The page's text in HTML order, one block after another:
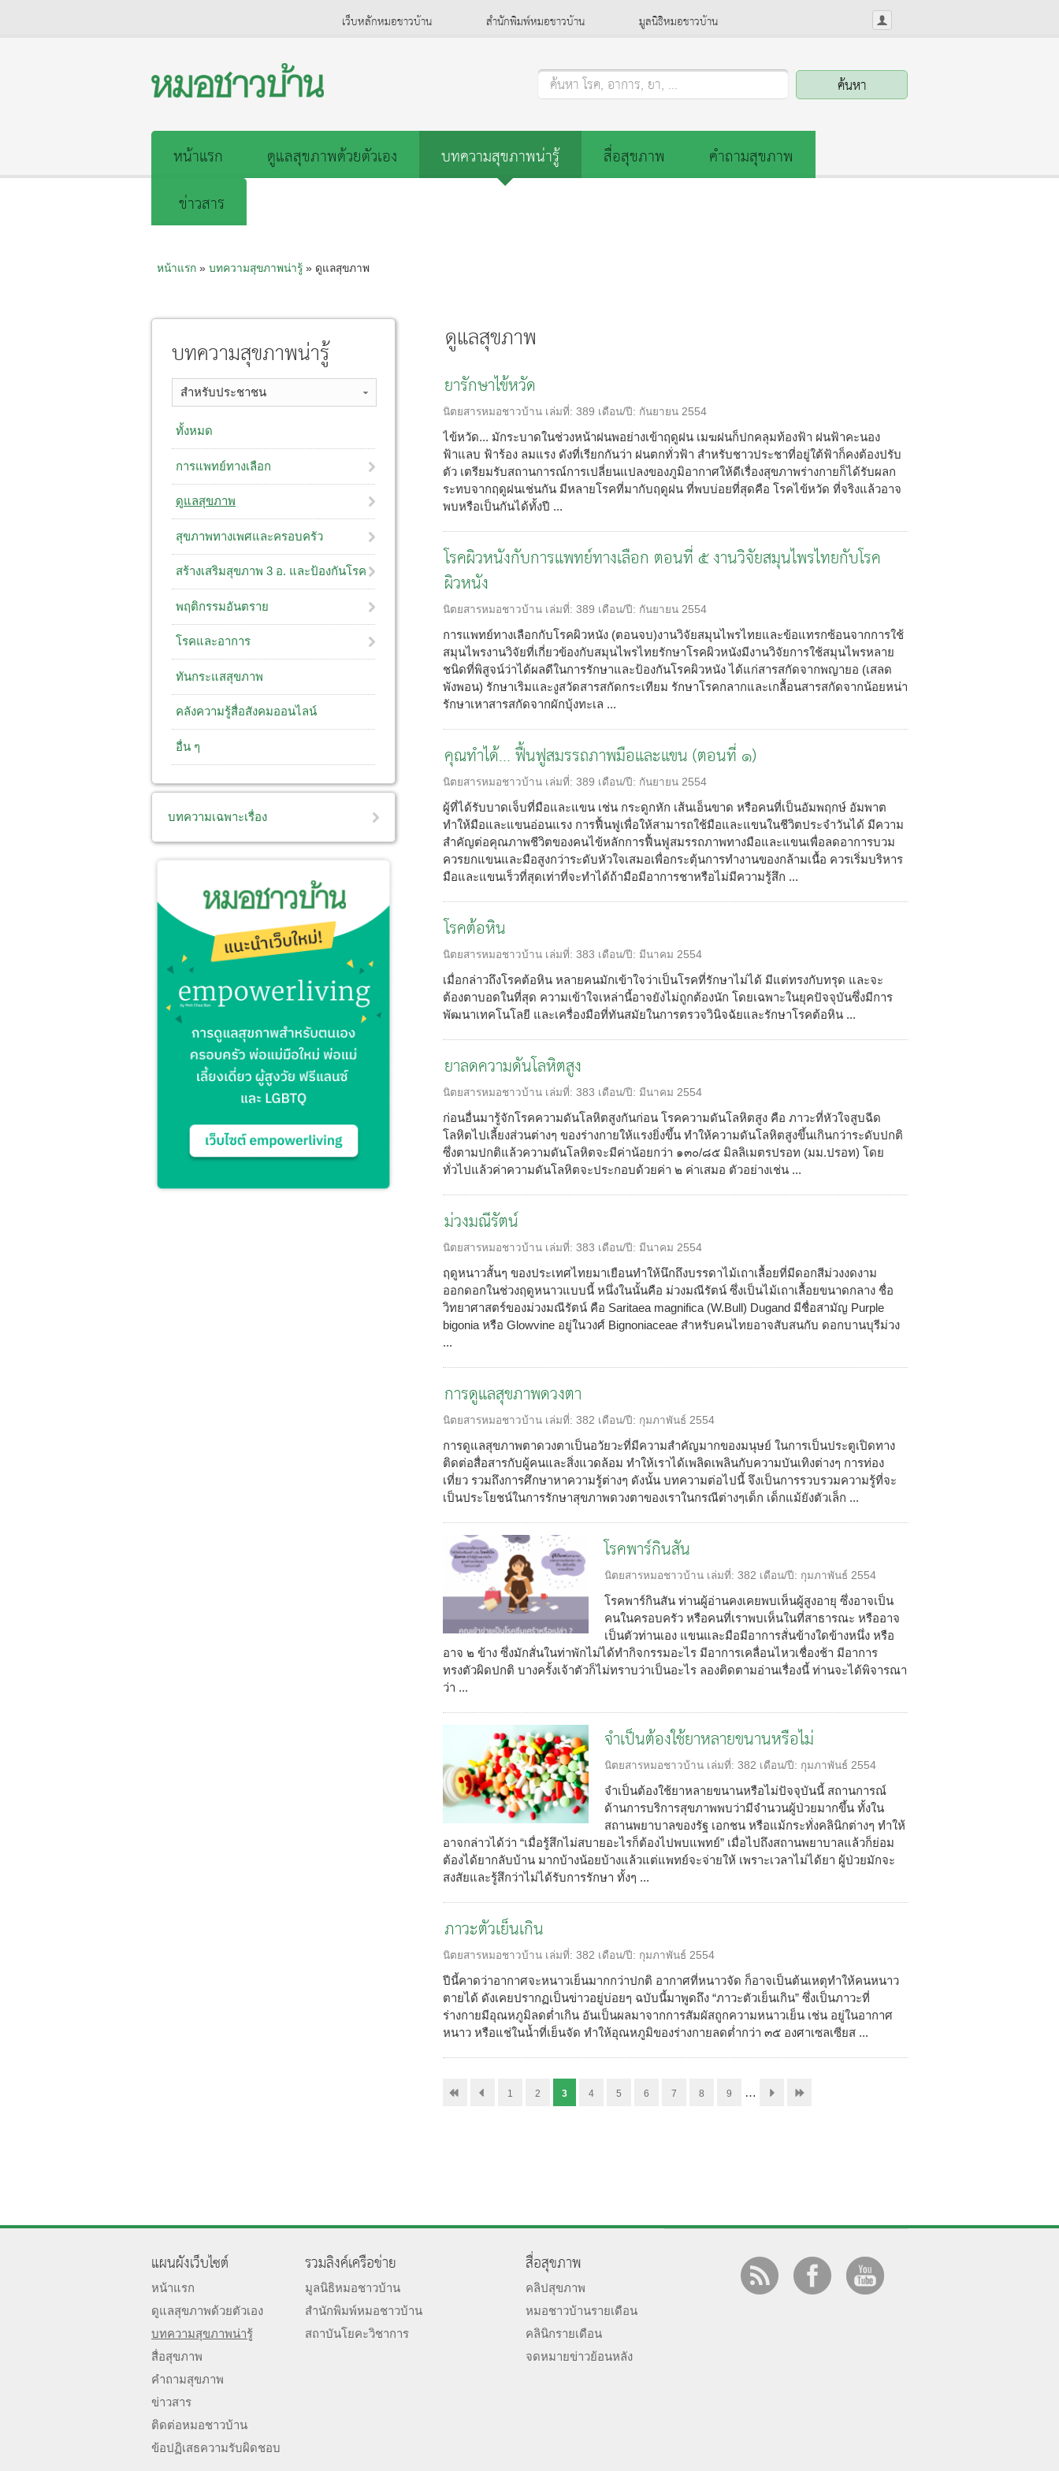
เว็บหลักหมอชาวบ้าน สำนักพิมพ์หมอชาวบ้าน มูลนิธิหมอชาวบ้าน
ค้นหา โรค, อาการ, ยา, ...
หน้าแรก ดูแลสุขภาพด้วยตัวเอง บทความสุขภาพน่ารู้ สื่อสุขภาพ
คำถามสุขภาพ
ข่าวสาร
หน้าแรก» บทความสุขภาพน่ารู้» ดูแลสุขภาพ
ดูแลสุขภาพ
ยารักษาไข้หวัด
นิตยสารหมอชาวบ้าน เล่มที่: 389 เดือน/ปี: กันยายน 2554
ไข้หวัด... มักระบาดในช่วงหน้าฝนพอย่างเข้าฤดูฝน เมฆฝนก็ปกคลุมท้องฟ้า ฝนฟ้าคะนอง
ฟ้าแลบ ฟ้าร้อง ลมแรง ดังที่เรียกกันว่า ฝนตกทั่วฟ้า สำหรับชาวประชาที่อยู่ใต้ฟ้าก็คงต้องปรับ
ตัว เตรียมรับสถานการณ์การเปลี่ยนแปลงของภูมิอากาศให้ดีเรื่องสุขภาพร่างกายก็ได้รับผลก
ระทบจากฤดูฝนเช่นกัน มีหลายโรคที่มากับฤดูฝน ที่พบบ่อยที่สุดคือ โรคไข้หวัด ที่จริงแล้วอาจ
พบหรือเป็นกันได้ทั้งปี ...
โรคผิวหนังกับการแพทย์ทางเลือก ตอนที่ ๕ งานวิจัยสมุนไพรไทยกับโรค
ผิวหนัง
นิตยสารหมอชาวบ้าน เล่มที่: 389 เดือน/ปี: กันยายน 2554
การแพทย์ทางเลือกกับโรคผิวหนัง (ตอนจบ)งานวิจัยสมุนไพรไทยและข้อแทรกซ้อนจากการใช้
สมุนไพรงานวิจัยที่เกี่ยวข้องกับสมุนไพรไทยรักษาโรคผิวหนังมีงานวิจัยการใช้สมุนไพรหลาย
ชนิดที่พิสูจน์ว่าได้ผลดีในการรักษาและป้องกันโรคผิวหนัง ได้แก่สารสกัดจากพญายอ (เสลด
พังพอน) รักษาเริมและงูสวัดสารสกัดกระเทียม รักษาโรคกลากและเกลื้อนสารสกัดจากน้อยหน่า
รักษาเหาสารสกัดจากผักบุ้งทะเล ...
คุณทำได้... ฟื้นฟูสมรรถภาพมือและแขน (ตอนที่ ๑)
นิตยสารหมอชาวบ้าน เล่มที่: 389 เดือน/ปี: กันยายน 2554
ผู้ที่ได้รับบาดเจ็บที่มือและแขน เช่น กระดูกหัก เส้นเอ็นขาด หรือคนที่เป็นอัมพฤกษ์ อัมพาต
ทำให้มือและแขนอ่อนแรง การฟื้นฟูเพื่อให้สามารถใช้มือและแขนในชีวิตประจำวันได้ มีความ
สำคัญต่อคุณภาพชีวิตของคนไข้หลักการฟื้นฟูสมรรถภาพทางมือและแขนเพื่อลดอาการบวม
ควรยกแขนและมือสูงกว่าระดับหัวใจเสมอเพื่อกระตุ้นการทำงานของกล้ามเนื้อ ควรเริ่มบริหาร
มือและแขนเร็วที่สุดเท่าที่จะทำได้ถ้ามือมีอาการชาหรือไม่มีความรู้สึก ...
โรคต้อหิน
นิตยสารหมอชาวบ้าน เล่มที่: 383 เดือน/ปี: มีนาคม 2554
เมื่อกล่าวถึงโรคต้อหิน หลายคนมักเข้าใจว่าเป็นโรคที่รักษาไม่ได้ มีแต่ทรงกับทรุด และจะ
ต้องตาบอดในที่สุด ความเข้าใจเหล่านี้อาจยังไม่ถูกต้องนัก โดยเฉพาะในยุคปัจจุบันซึ่งมีการ
พัฒนาเทคโนโลยี และเครื่องมือที่ทันสมัยในการตรวจวินิจฉัยและรักษาโรคต้อหิน ...
ยาลดความดันโลหิตสูง
นิตยสารหมอชาวบ้าน เล่มที่: 383 เดือน/ปี: มีนาคม 2554
ก่อนอื่นมารู้จักโรคความดันโลหิตสูงกันก่อน โรคความดันโลหิตสูง คือ ภาวะที่หัวใจสูบฉีด
โลหิตไปเลี้ยงส่วนต่างๆ ของร่างกายให้แรงยิ่งขึ้น ทำให้ความดันโลหิตสูงขึ้นเกินกว่าระดับปกติ
ซึ่งตามปกติแล้วความดันโลหิตจะมีค่าน้อยกว่า ๑๓๐/๘๕ มิลลิเมตรปรอท (มม.ปรอท) โดย
ทั่วไปแล้วค่าความดันโลหิตจะประกอบด้วยค่า ๒ ค่าเสมอ ตัวอย่างเช่น ...
ม่วงมณีรัตน์
นิตยสารหมอชาวบ้าน เล่มที่: 383 เดือน/ปี: มีนาคม 2554
ฤดูหนาวสั้นๆ ของประเทศไทยมาเยือนทำให้นึกถึงบรรดาไม้เถาเลื้อยที่มีดอกสีม่วงงดงาม
ออกดอกในช่วงฤดูหนาวแบบนี้ หนึ่งในนั้นคือ ม่วงมณีรัตน์ ซึ่งเป็นไม้เถาเลื้อยขนาดกลาง ชื่อ
วิทยาศาสตร์ของม่วงมณีรัตน์ คือ Saritaea magnifica (W.Bull) Dugand มีชื่อสามัญ Purple
bigonia หรือ Glowvine อยู่ในวงศ์ Bignoniaceae สำหรับคนไทยอาจสับสนกับ ดอกบานบุรีม่วง
...
การดูแลสุขภาพดวงตา
นิตยสารหมอชาวบ้าน เล่มที่: 382 เดือน/ปี: กุมภาพันธ์ 2554
การดูแลสุขภาพตาดวงตาเป็นอวัยวะที่มีความสำคัญมากของมนุษย์ ในการเป็นประตูเปิดทาง
ติดต่อสื่อสารกับผู้คนและสิ่งแวดล้อม ทำให้เราได้เพลิดเพลินกับความบันเทิงต่างๆ การท่อง
เที่ยว รวมถึงการศึกษาหาความรู้ต่างๆ ดังนั้น บทความต่อไปนี้ จึงเป็นการรวบรวมความรู้ที่จะ
เป็นประโยชน์ในการรักษาสุขภาพดวงตาของเราในกรณีต่างๆเด็ก เด็กแม้ยังตัวเล็ก ...
โรคพาร์กินสัน
นิตยสารหมอชาวบ้าน เล่มที่: 382 เดือน/ปี: กุมภาพันธ์ 2554
โรคพาร์กินสัน ท่านผู้อ่านคงเคยพบเห็นผู้สูงอายุ ซึ่งอาจเป็น
คนในครอบครัว หรือคนที่เราพบเห็นในที่สาธารณะ หรืออาจ
เป็นตัวท่านเอง แขนและมือมีอาการสั่นข้างใดข้างหนึ่ง หรือ
อาจ ๒ ข้าง ซึ่งมักสั่นในท่าพักไม่ได้ทำกิจกรรมอะไร มีอาการเคลื่อนไหวเชื่องช้า มีอาการ
ทรงตัวผิดปกติ บางครั้งเจ้าตัวก็ไม่ทราบว่าเป็นอะไร ลองติดตามอ่านเรื่องนี้ ท่านจะได้พิจารณา
ว่า ...
จำเป็นต้องใช้ยาหลายขนานหรือไม่
นิตยสารหมอชาวบ้าน เล่มที่: 382 เดือน/ปี: กุมภาพันธ์ 2554
จำเป็นต้องใช้ยาหลายขนานหรือไม่ปัจจุบันนี้ สถานการณ์
ด้านการบริการสุขภาพพบว่ามีจำนวนผู้ป่วยมากขึ้น ทั้งใน
สถานพยาบาลของรัฐ เอกชน หรือแม้กระทั่งคลินิกต่างๆ ทำให้
อาจกล่าวได้ว่า “เมื่อรู้สึกไม่สบายอะไรก็ต้องไปพบแพทย์” เมื่อไปถึงสถานพยาบาลแล้วก็ย่อม
ต้องได้ยากลับบ้าน มากบ้างน้อยบ้างแล้วแต่แพทย์จะจ่ายให้ เพราะเวลาไม่ได้ยา ผู้ป่วยมักจะ
สงสัยและรู้สึกว่าไม่ได้รับการรักษา ทั้งๆ ...
ภาวะตัวเย็นเกิน
นิตยสารหมอชาวบ้าน เล่มที่: 382 เดือน/ปี: กุมภาพันธ์ 2554
ปีนี้คาดว่าอากาศจะหนาวเย็นมากกว่าปกติ อากาศที่หนาวจัด ก็อาจเป็นต้นเหตุทำให้คนหนาว
ตายได้ ดังเคยปรากฏเป็นข่าวอยู่บ่อยๆ ฉบับนี้มาพูดถึง “ภาวะตัวเย็นเกิน” ซึ่งเป็นภาวะที่
ร่างกายมีอุณหภูมิลดต่ำเกิน อันเป็นผลมาจากการสัมผัสถูกความหนาวเย็น เช่น อยู่ในอากาศ
หนาว หรือแช่ในน้ำที่เย็นจัด ทำให้อุณหภูมิของร่างกายลดต่ำกว่า ๓๕ องศาเซลเซียส ...
1 2 3 4 5 6 7 8 9 …
บทความสุขภาพน่ารู้
สำหรับประชาชน
ทั้งหมด
การแพทย์ทางเลือก
ดูแลสุขภาพ
สุขภาพทางเพศและครอบครัว
สร้างเสริมสุขภาพ 3 อ. ​และป้องกันโรค
พฤติกรรมอันตราย
โรคและอาการ
ทันกระแสสุขภาพ
คลังความรู้สื่อสังคมออนไลน์
อื่น ๆ
บทความเฉพาะเรื่อง
แผนผังเว็บไซต์
หน้าแรก
ดูแลสุขภาพด้วยตัวเอง
บทความสุขภาพน่ารู้
สื่อสุขภาพ
คำถามสุขภาพ
ข่าวสาร
ติดต่อหมอชาวบ้าน
ข้อปฏิเสธความรับผิดชอบ
รวมลิงค์เครือข่าย
มูลนิธิหมอชาวบ้าน
สำนักพิมพ์หมอชาวบ้าน
สถาบันโยคะวิชาการ
สื่อสุขภาพ
คลิปสุขภาพ
หมอชาวบ้านรายเดือน
คลินิกรายเดือน
จดหมายข่าวย้อนหลัง